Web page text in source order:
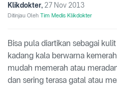
Klikdokter, 27 Nov 2013
Ditinjau Oleh Tim Medis Klikdokter
Bisa pula diartikan sebagai
kadang kala berwarna
mudah memerah atau
dan sering terasa gatal atau